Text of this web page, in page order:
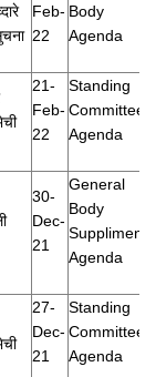
Feb-
22
Body
Agenda
21-
Feb-
22
Standing
Committee
Agenda
30-
Dec-
21
General
Body
Suppliment
Agenda
27-
Dec-
21
Standing
Committee
Agenda